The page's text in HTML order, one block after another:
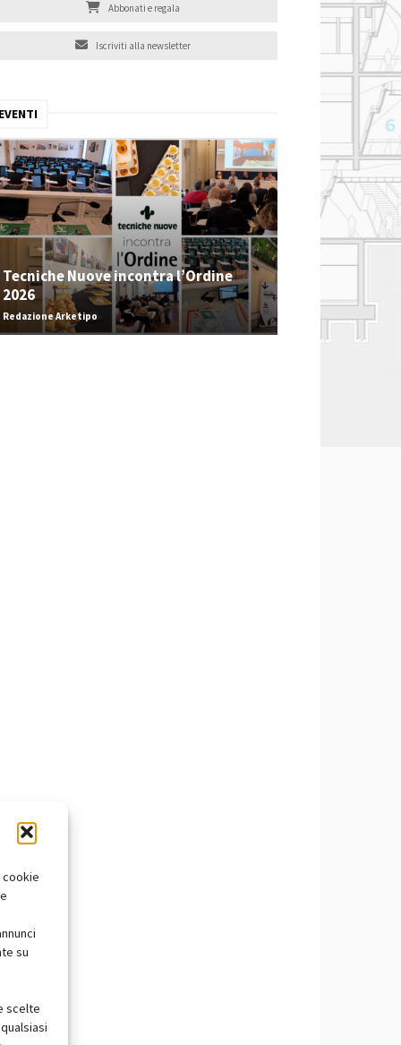
su
scelte
Abbonati e regala
Iscriviti alla newsletter
Tecniche Nuove incontra l’Ordine
2026
Redazione Arketipo